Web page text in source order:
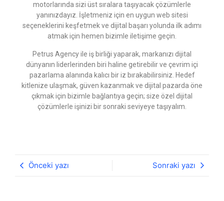
motorlarında sizi üst sıralara taşıyacak çözümlerle
yanınızdayız. İşletmeniz için en uygun web sitesi
seçeneklerini keşfetmek ve dijital başarı yolunda ilk adımı
atmak için hemen bizimle iletişime geçin.
Petrus Agency ile iş birliği yaparak, markanızı dijital
dünyanın liderlerinden biri haline getirebilir ve çevrim içi
pazarlama alanında kalıcı bir iz bırakabilirsiniz. Hedef
kitlenize ulaşmak, güven kazanmak ve dijital pazarda öne
çıkmak için bizimle bağlantıya geçin; size özel dijital
çözümlerle işinizi bir sonraki seviyeye taşıyalım.
Önceki yazı Sonraki yazı